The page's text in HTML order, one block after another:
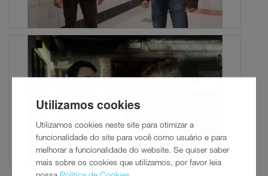
Utilizamos cookies
Utilizamos cookies neste site para otimizar a
funcionalidade do site para você como usuário e para
melhorar a funcionalidade do website. Se quiser saber
mais sobre os cookies que utilizamos, por favor leia